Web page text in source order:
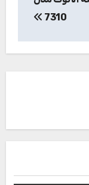
7310